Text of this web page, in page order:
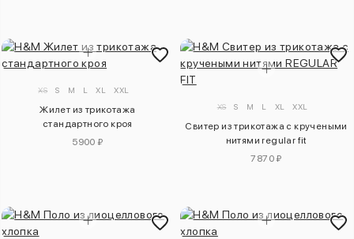
XS S M L XL XXL
Жилет из трикотажа
стандартного кроя
5900 ₽
XS S M L XL XXL
Свитер из трикотажа с кручеными
нитями regular fit
7870 ₽